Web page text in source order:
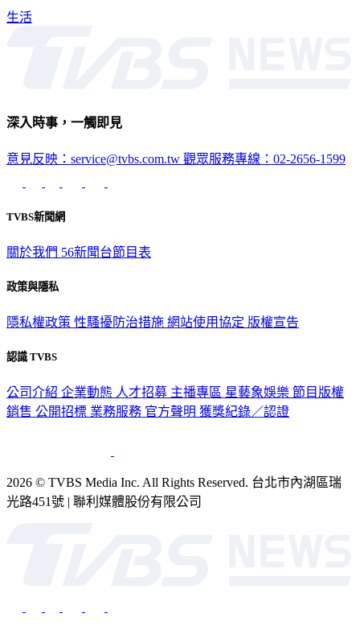
生活
深入時事，一觸即見
意見反映：service@tvbs.com.tw 觀眾服務專線：02-2656-1599
TVBS新聞網
關於我們 56新聞台節目表
政策與隱私
隱私權政策 性騷擾防治措施 網站使用協定 版權宣告
認識 TVBS
公司介紹 企業動態 人才招募 主播專區 星藝象娛樂 節目版權
銷售 公開招標 業務服務 官方聲明 獲獎紀錄／認證
2026 © TVBS Media Inc. All Rights Reserved. 台北市內湖區瑞
光路451號 | 聯利媒體股份有限公司